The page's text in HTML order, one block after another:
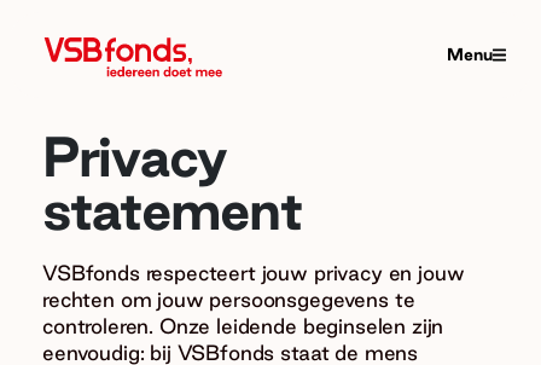
Menu
Privacy
statement
VSBfonds respecteert jouw privacy en jouw
rechten om jouw persoonsgegevens te
controleren. Onze leidende beginselen zijn
eenvoudig: bij VSBfonds staat de mens